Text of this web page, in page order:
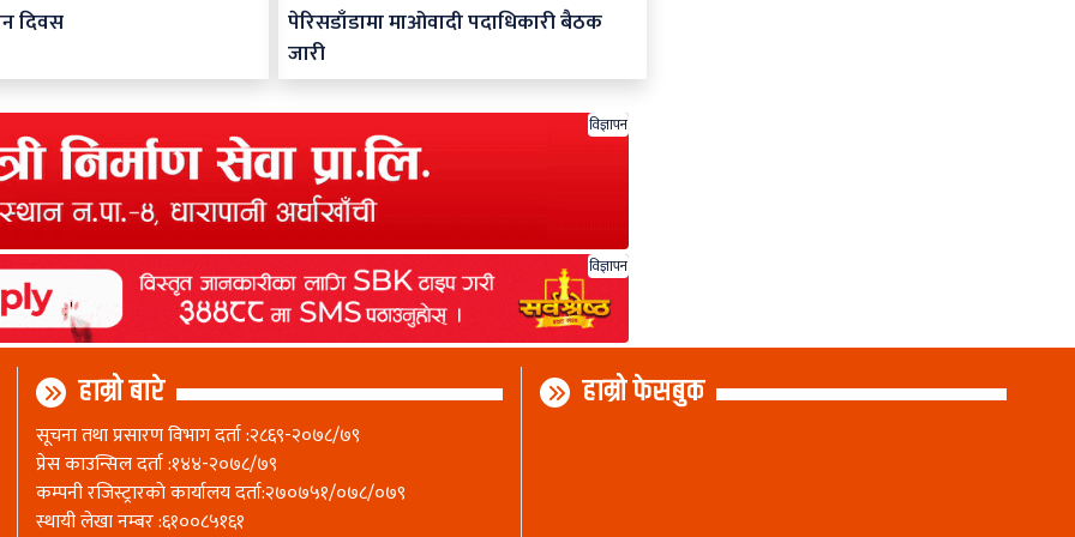
दिवस
पेरिसडाँडामा माओवादी पदाधिकारी बैठक
जारी
विज्ञापन
विज्ञापन
हाम्रो बारे
सूचना तथा प्रसारण विभाग दर्ता :२८६९-२०७८/७९
प्रेस काउन्सिल दर्ता :१४४-२०७८/७९
कम्पनी रजिस्ट्रारकाे कार्यालय दर्ता:२७०७५१/०७८/०७९
स्थायी लेखा नम्बर :६१००८५१६१
हाम्रो फेसबुक